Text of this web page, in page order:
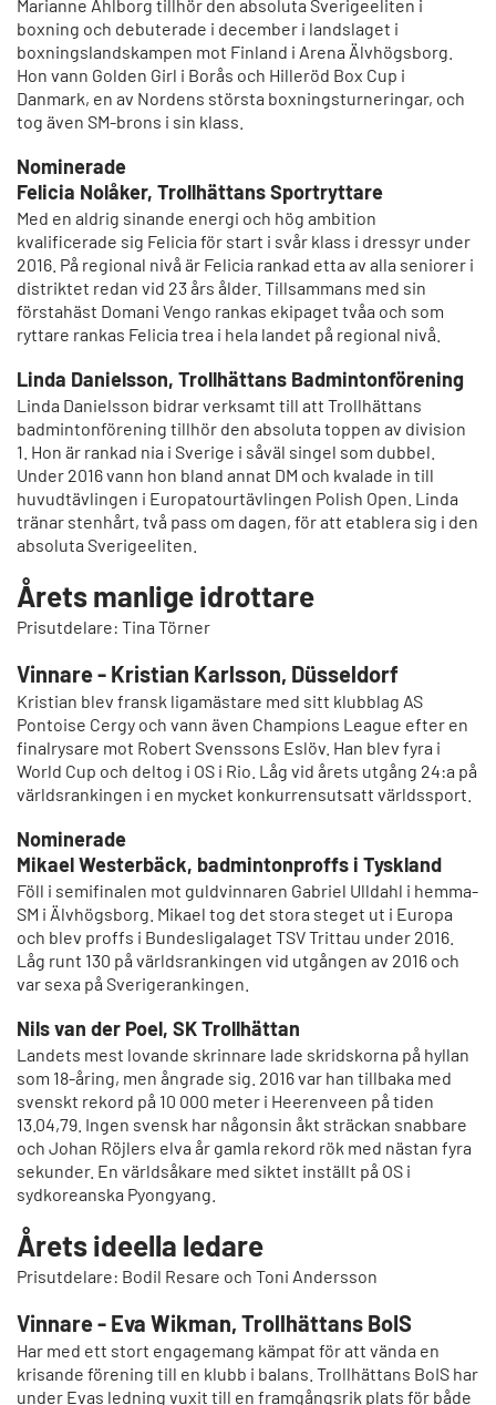
Marianne Ahlborg tillhör den absoluta Sverigeeliten i
boxning och debuterade i december i landslaget i
boxningslandskampen mot Finland i Arena Älvhögsborg.
Hon vann Golden Girl i Borås och Hilleröd Box Cup i
Danmark, en av Nordens största boxningsturneringar, och
tog även SM-brons i sin klass.
Nominerade
Felicia Nolåker, Trollhättans Sportryttare
Med en aldrig sinande energi och hög ambition
kvalificerade sig Felicia för start i svår klass i dressyr under
2016. På regional nivå är Felicia rankad etta av alla seniorer i
distriktet redan vid 23 års ålder. Tillsammans med sin
förstahäst Domani Vengo rankas ekipaget tvåa och som
ryttare rankas Felicia trea i hela landet på regional nivå.
Linda Danielsson, Trollhättans Badmintonförening
Linda Danielsson bidrar verksamt till att Trollhättans
badmintonförening tillhör den absoluta toppen av division
1. Hon är rankad nia i Sverige i såväl singel som dubbel.
Under 2016 vann hon bland annat DM och kvalade in till
huvudtävlingen i Europatourtävlingen Polish Open. Linda
tränar stenhårt, två pass om dagen, för att etablera sig i den
absoluta Sverigeeliten.
Årets manlige idrottare
Prisutdelare: Tina Törner
Vinnare - Kristian Karlsson, Düsseldorf
Kristian blev fransk ligamästare med sitt klubblag AS
Pontoise Cergy och vann även Champions League efter en
finalrysare mot Robert Svenssons Eslöv. Han blev fyra i
World Cup och deltog i OS i Rio. Låg vid årets utgång 24:a på
världsrankingen i en mycket konkurrensutsatt världssport.
Nominerade
Mikael Westerbäck, badmintonproffs i Tyskland
Föll i semifinalen mot guldvinnaren Gabriel Ulldahl i hemma-
SM i Älvhögsborg. Mikael tog det stora steget ut i Europa
och blev proffs i Bundesligalaget TSV Trittau under 2016.
Låg runt 130 på världsrankingen vid utgången av 2016 och
var sexa på Sverigerankingen.
Nils van der Poel, SK Trollhättan
Landets mest lovande skrinnare lade skridskorna på hyllan
som 18-åring, men ångrade sig. 2016 var han tillbaka med
svenskt rekord på 10 000 meter i Heerenveen på tiden
13.04,79. Ingen svensk har någonsin åkt sträckan snabbare
och Johan Röjlers elva år gamla rekord rök med nästan fyra
sekunder. En världsåkare med siktet inställt på OS i
sydkoreanska Pyongyang.
Årets ideella ledare
Prisutdelare: Bodil Resare och Toni Andersson
Vinnare - Eva Wikman, Trollhättans BoIS
Har med ett stort engagemang kämpat för att vända en
krisande förening till en klubb i balans. Trollhättans BoIS har
under Evas ledning vuxit till en framgångsrik plats för både